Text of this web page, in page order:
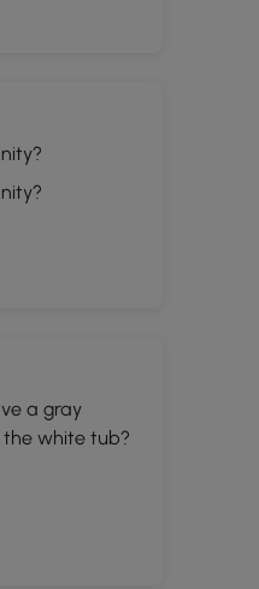
a gray
the white tub?